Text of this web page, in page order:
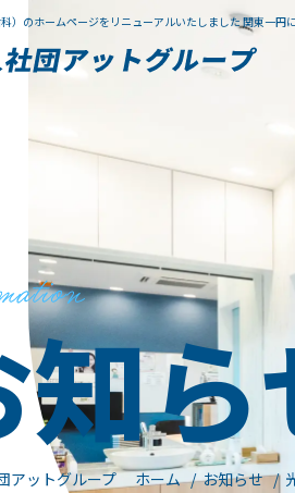
）のホームページをリニューアルいたしました 関東一円
知
アットグループ ホーム お知らせ